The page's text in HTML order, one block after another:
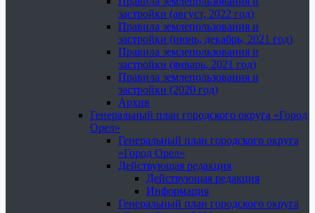
застройки (август, 2022 год)
Правила землепользования и
застройки (июнь, декабрь, 2021 год)
Правила землепользования и
застройки (январь, 2021 год)
Правила землепользования и
застройки (2020 год)
Архив
Генеральный план городского округа «Город
Орел»
Генеральный план городского округа
«Город Орел»
Действующая редакция
Действующая редакция
Информация
Генеральный план городского округа